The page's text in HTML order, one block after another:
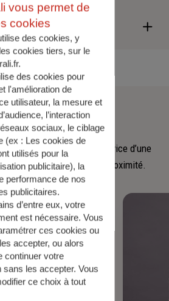
qu'il est possible d'allier performance
: cette vision est au cœur des
de l'équité et de l'inclusion un
équipe
son savoir‑faire au service d’une
la confiance et la proximité.
vous permet de
cookies
des cookies, y
cookies tiers, sur le
des cookies pour
l'amélioration de
utilisateur, la mesure et
l’interaction
sociaux, le ciblage
(ex : Les cookies de
utilisés pour la
publicitaire), la
performance de nos
publicitaires.
d’entre eux, votre
est nécessaire. Vous
ces cookies ou
accepter, ou alors
continuer votre
sans les accepter. Vous
ce choix à tout